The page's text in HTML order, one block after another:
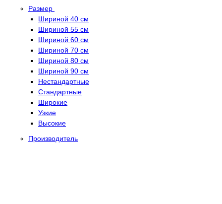
Размер
Шириной 40 см
Шириной 55 см
Шириной 60 см
Шириной 70 см
Шириной 80 см
Шириной 90 см
Нестандартные
Стандартные
Широкие
Узкие
Высокие
Производитель